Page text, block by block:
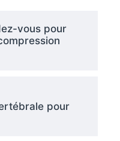
vous pour
pour